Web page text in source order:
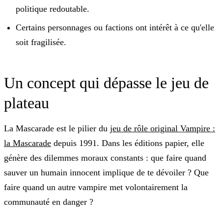
politique redoutable.
Certains personnages ou factions ont intérêt à ce qu'elle
soit fragilisée.
Un concept qui dépasse le jeu de
plateau
La Mascarade est le pilier du jeu de rôle original Vampire :
la Mascarade depuis 1991. Dans les éditions papier, elle
génère des dilemmes moraux constants : que faire quand
sauver un humain innocent implique de te dévoiler ? Que
faire quand un autre vampire met volontairement la
communauté en danger ?